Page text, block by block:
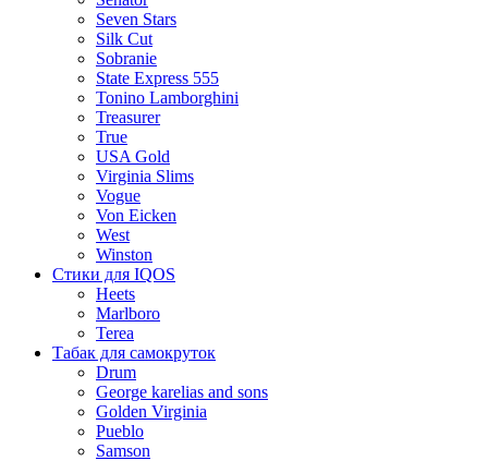
Seven Stars
Silk Cut
Sobranie
State Express 555
Tonino Lamborghini
Treasurer
True
USA Gold
Virginia Slims
Vogue
Von Eicken
West
Winston
Стики для IQOS
Heets
Marlboro
Terea
Табак для самокруток
Drum
George karelias and sons
Golden Virginia
Pueblo
Samson